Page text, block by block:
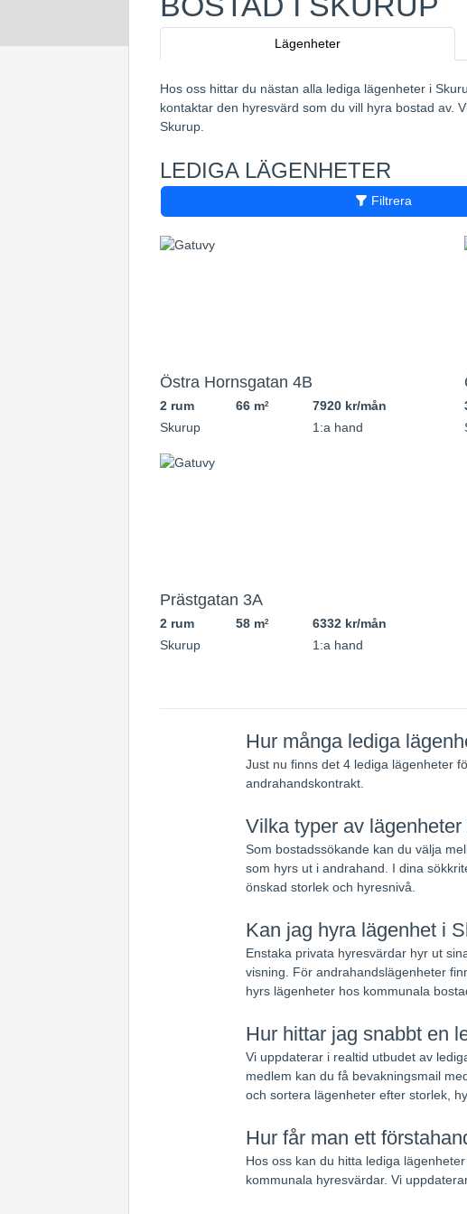
Lägenheter
Hos oss hittar du nästan alla lediga lägenheter i
kontaktar den hyresvärd som du vill hyra bostad av.
Skurup.
LEDIGA LÄGENHETER
Filtrera
Östra Hornsgatan 4B
2 rum 66 m2
7920 kr/mån
Skurup
1:a hand
Prästgatan 3A
2 rum 58 m2
6332 kr/mån
Skurup
1:a hand
Hur många lediga
Just nu finns det 4 lediga lägenheter
andrahandskontrakt.
Vilka typer av
Som bostadssökande kan du välja
som hyrs ut i andrahand. I dina
önskad storlek och hyresnivå.
Kan jag hyra lägenhet i
Enstaka privata hyresvärdar hyr ut
visning. För andrahandslägenheter
hyrs lägenheter hos kommunala
Hur hittar jag snabbt en
Vi uppdaterar i realtid utbudet av
medlem kan du få bevakningsmail
och sortera lägenheter efter storlek,
Hur får man ett
Hos oss kan du hitta lediga
kommunala hyresvärdar. Vi